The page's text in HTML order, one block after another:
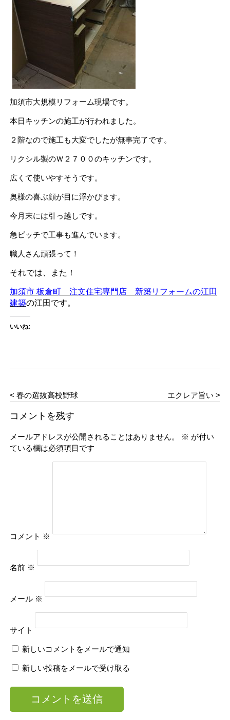
加須市大規模リフォーム現場です。
本日キッチンの施工が行われました。
２階なので施工も大変でしたが無事完了です。
リクシル製のＷ２７００のキッチンです。
広くて使いやすそうです。
奥様の喜ぶ顔が目に浮かびます。
今月末には引っ越しです。
急ピッチで工事も進んでいます。
職人さん頑張って！
それでは、また！
加須市 板倉町 注文住宅専門店 新築リフォームの江田
建築の江田です。
いいね:
< 春の選抜高校野球 エクレア旨い >
コメントを残す
メールアドレスが公開されることはありません。 ※ が付い
ている欄は必須項目です
コメント ※
名前 ※
メール ※
サイト
新しいコメントをメールで通知
新しい投稿をメールで受け取る